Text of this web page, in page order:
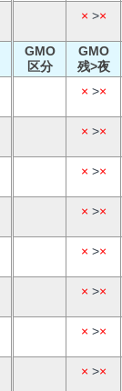
× >×
GMO
区分
GMO
残>夜
× >×
× >×
× >×
× >×
× >×
× >×
× >×
× >×